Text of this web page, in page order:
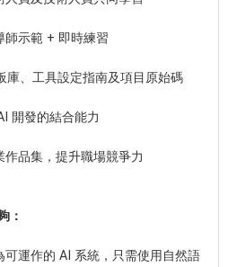
師示範 + 即時練習
、工具設定指南及項目原始碼
開發的結合能力
品集，提升職場競爭力
：
可運作的 AI 系統，只需使用自然語